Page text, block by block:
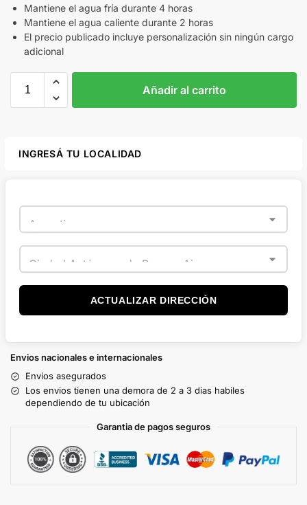
Mantiene el agua fría durante 4 horas
Mantiene el agua caliente durante 2 horas
El precio publicado incluye personalización sin ningún cargo
adicional
Añadir al carrito
INGRESÁ TU LOCALIDAD
ACTUALIZAR DIRECCIÓN
Envios nacionales e internacionales
Envios asegurados
Los envios tienen una demora de 2 a 3 dias habiles
dependiendo de tu ubicación
Garantia de pagos seguros